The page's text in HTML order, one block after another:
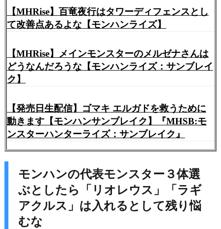
【MHRise】百竜夜行はタワーディフェンスとし
て改善点あるよな【モンハンライズ】
【MHRise】メインモンスターのメルゼナさんは
どうなんだろうな【モンハンライズ：サンブレイ
ク】
【発売日生配信】ゴマキ エルガドを救うために
動きます【モンハンサンブレイク】『MHSB:モ
ンスターハンターライズ：サンブレイク』
モンハンの代表モンスター３体選
ぶとしたら「リオレウス」「ラギ
アクルス」は入れるとして残り悩
むな